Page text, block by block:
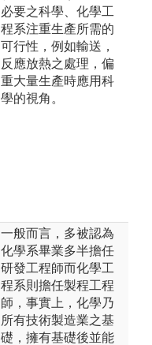
必要之科學、化學工
程系注重生產所需的
可行性，例如輸送，
反應放熱之處理，偏
重大量生產時應用科
學的視角。
一般而言，多被認為
化學系畢業多半擔任
研發工程師而化學工
程系則擔任製程工程
師，事實上，化學乃
所有技術製造業之基
礎，擁有基礎後並能